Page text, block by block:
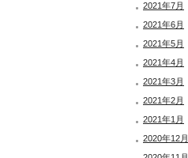
2021年7月
2021年6月
2021年5月
2021年4月
2021年3月
2021年2月
2021年1月
2020年12月